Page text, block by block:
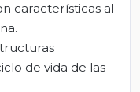
características al
de vida de las